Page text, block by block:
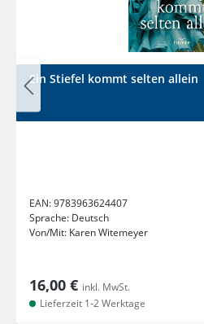
Ein Stiefel kommt selten allein
EAN:9783963624407
Sprache: Deutsch
Von/Mit: Karen Witemeyer
16,00 € inkl. MwSt.
Lieferzeit 1-2 Werktage